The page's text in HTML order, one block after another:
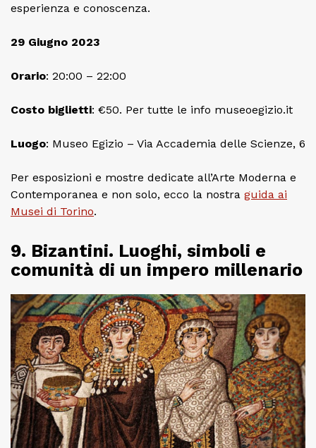
esperienza e conoscenza.
29 Giugno 2023
Orario: 20:00 – 22:00
Costo biglietti: €50. Per tutte le info museoegizio.it
Luogo: Museo Egizio – Via Accademia delle Scienze, 6
Per esposizioni e mostre dedicate all’Arte Moderna e
Contemporanea e non solo, ecco la nostra guida ai
Musei di Torino.
9. Bizantini. Luoghi, simboli e
comunità di un impero millenario